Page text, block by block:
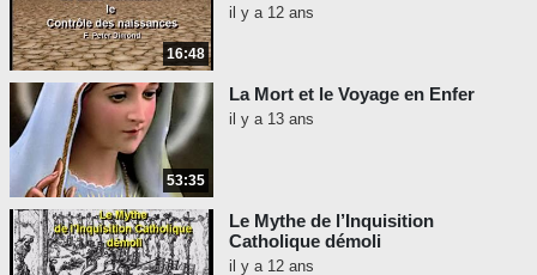
16:48
il y a 12 ans
53:35
La Mort et le Voyage en Enfer
il y a 13 ans
Le Mythe de l’Inquisition
Catholique démoli
il y a 12 ans